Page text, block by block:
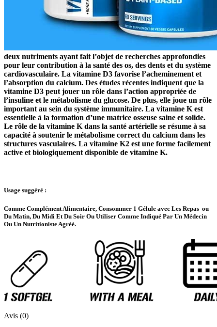
deux nutriments ayant fait l’objet de recherches approfondies
pour leur contribution à la santé des os, des dents et du système
cardiovasculaire. La vitamine D3 favorise l’acheminement et
l’absorption du calcium. Des études récentes indiquent que la
vitamine D3 peut jouer un rôle dans l’action appropriée de
l’insuline et le métabolisme du glucose. De plus, elle joue un rôle
important au sein du système immunitaire. La vitamine K est
essentielle à la formation d’une matrice osseuse saine et solide.
Le rôle de la vitamine K dans la santé artérielle se résume à sa
capacité à soutenir le métabolisme correct du calcium dans les
structures vasculaires. La vitamine K2 est une forme facilement
active et biologiquement disponible de vitamine K.
Usage suggéré :
Comme Complément Alimentaire, Consommer 1 Gélule avec Les Repas ou
Du Matin, Du Midi Et Du Soir Ou Utiliser Comme Indiqué Par Un Médecin
Ou Un Nutritioniste Agréé.
Avis (0)